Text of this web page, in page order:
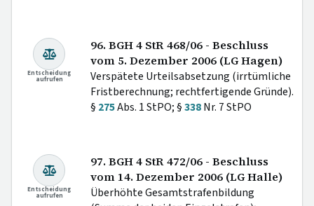
Entscheidung
aufrufen
96. BGH 4 StR 468/06 - Beschluss
vom 5. Dezember 2006 (LG Hagen)
Verspätete Urteilsabsetzung (irrtümliche
Fristberechnung; rechtfertigende Gründe).
§ 275Abs. 1 StPO; §338Nr. 7 StPO
Entscheidung
aufrufen
97. BGH 4 StR 472/06 - Beschluss
vom 14. Dezember 2006 (LG Halle)
Überhöhte Gesamtstrafenbildung